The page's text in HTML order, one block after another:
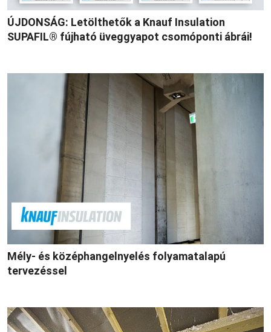
ÚJDONSÁG: Letölthetők a Knauf Insulation
SUPAFIL® fújható üveggyapot csomóponti ábrái!
Mély- és középhangelnyelés folyamatalapú
tervezéssel